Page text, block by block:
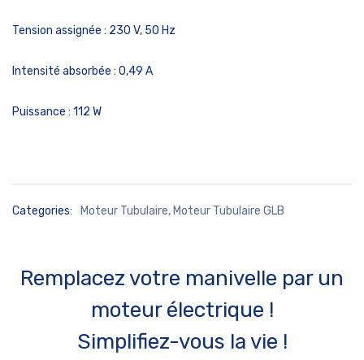
Tension assignée : 230 V, 50 Hz
Intensité absorbée : 0,49 A
Puissance : 112 W
Categories: Moteur Tubulaire, Moteur Tubulaire GLB
Remplacez votre manivelle par un
moteur électrique !
Simplifiez-vous la vie !